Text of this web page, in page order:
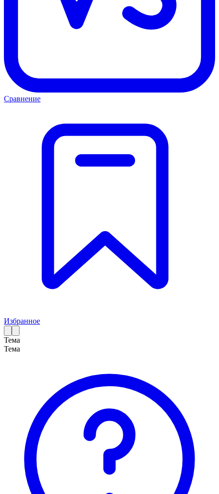
Сравнение
Избранное
Тема
Тема